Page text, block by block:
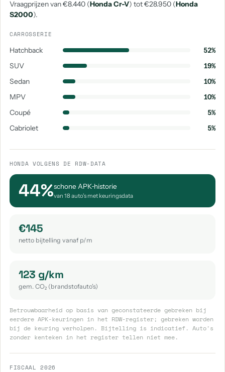
Vraagprijzen van €8.440 (Honda Cr-V) tot €28.950 (Honda
S2000).
CARROSSERIE
Hatchback
52%
SUV
19%
Sedan
10%
MPV
10%
Coupé
5%
Cabriolet
5%
HONDA VOLGENS DE RDW-DATA
44%schone APK‑historie
van 18 auto's met keuringsdata
€145
netto bijtelling vanaf p/m
123 g/km
gem. CO₂ (brandstofauto's)
Betrouwbaarheid op basis van geconstateerde gebreken bij
eerdere APK-keuringen in het RDW-register; gebreken worden
bij de keuring verholpen. Bijtelling is indicatief. Auto's
zonder kenteken in het register tellen niet mee.
FISCAAL 2026